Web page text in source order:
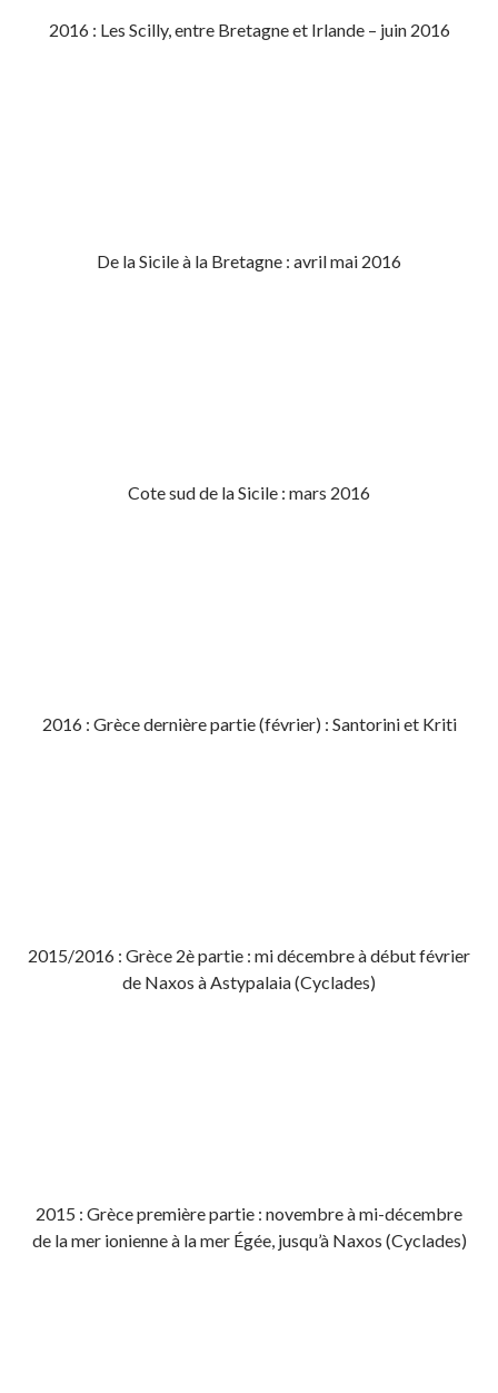
2016 : Les Scilly, entre Bretagne et Irlande – juin 2016
De la Sicile à la Bretagne : avril mai 2016
Cote sud de la Sicile : mars 2016
2016 : Grèce dernière partie (février) : Santorini et Kriti
2015/2016 : Grèce 2è partie : mi décembre à début février
de Naxos à Astypalaia (Cyclades)
2015 : Grèce première partie : novembre à mi-décembre
de la mer ionienne à la mer Égée, jusqu’à Naxos (Cyclades)